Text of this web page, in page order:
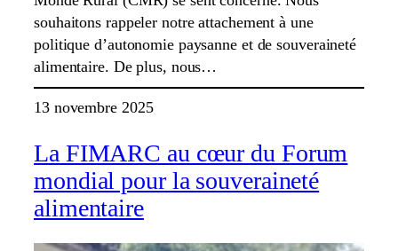
souhaitons rappeler notre attachement à une
politique d’autonomie paysanne et de souveraineté
alimentaire. De plus, nous…
13 novembre 2025
La FIMARC au cœur du Forum
mondial pour la souveraineté
alimentaire